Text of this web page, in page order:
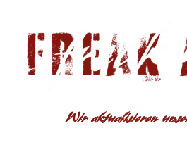
Wir aktualisieren